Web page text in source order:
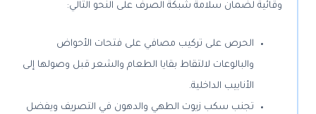
وقائية لضمان سلامة شبكة الصرف على النحو التالي:
الحرص على تركيب مصافي على فتحات الأحواض
والبالوعات لالتقاط بقايا الطعام والشعر قبل وصولها إلى
الأنابيب الداخلية.
تجنب سكب زيوت الطهي والدهون في التصريف ويفضل